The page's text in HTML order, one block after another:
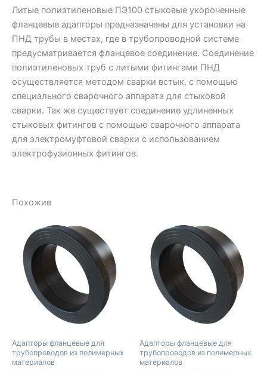
Литые полиэтиленовые ПЭ100 стыковые укороченные
фланцевые адапторы предназначены для установки на
ПНД трубы в местах, где в трубопроводной системе
предусматривается фланцевое соединение. Соединение
полиэтиленовых труб с литыми фитингами ПНД
осуществляется методом сварки встык, с помощью
специального сварочного аппарата для стыковой
сварки. Так же существует соединение удлиненных
стыковых фитингов с помощью сварочного аппарата
для электромуфтовой сварки с использованием
электрофузионных фитингов.
Похожие
Адапторы фланцевые для
трубопроводов из полимерных
материалов
Адапторы фланцевые для
трубопроводов из полимерных
материалов